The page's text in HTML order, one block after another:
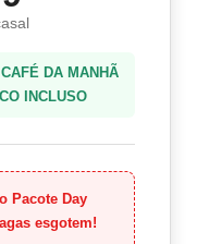
DA MANHÃ
INCLUSO
Pacote Day
esgotem!